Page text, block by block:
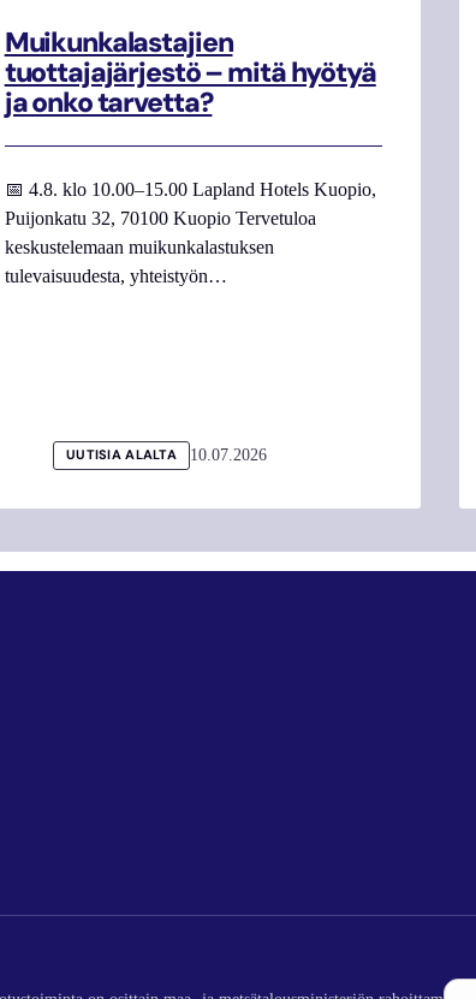
Muikunkalastajien
tuottajajärjestö – mitä hyötyä
ja onko tarvetta?
📅 4.8. klo 10.00–15.00 Lapland Hotels Kuopio,
Puijonkatu 32, 70100 Kuopio Tervetuloa
keskustelemaan muikunkalastuksen
tulevaisuudesta, yhteistyön…
UUTISIA ALALTA 10.07.2026